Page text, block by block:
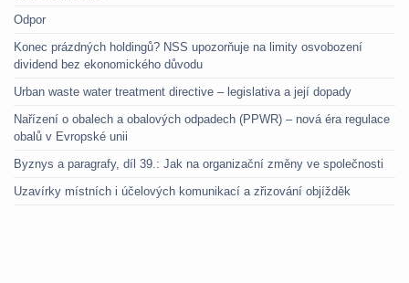
Odpor
Konec prázdných holdingů? NSS upozorňuje na limity osvobození
dividend bez ekonomického důvodu
Urban waste water treatment directive – legislativa a její dopady
Nařízení o obalech a obalových odpadech (PPWR) – nová éra regulace
obalů v Evropské unii
Byznys a paragrafy, díl 39.: Jak na organizační změny ve společnosti
Uzavírky místních i účelových komunikací a zřizování objížděk